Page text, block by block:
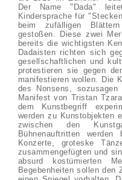
Der Name "Dada"
Kindersprache für
beim zufälligen
gestoßen. Diese zwei
bereits die wichtigsten
Dadaisten richten sich
gesellschaftlichen und
protestieren sie gegen
manifestieren wollen. Die
des Nonsens,
Manifest von Tristan
dem Kunstbegriff
werden zu Kunstobjekten
zwischen den
Bühnenauftritten
Konzerte, groteske
zusammengefügten und
absurd kostümierten
Begebenheiten sollen den